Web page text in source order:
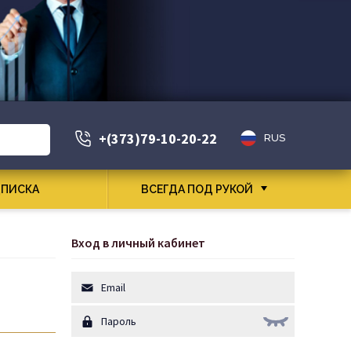
+(373)79-10-20-22 RUS
ВСЕГДА ПОД РУКОЙ
Вход в личный кабинет